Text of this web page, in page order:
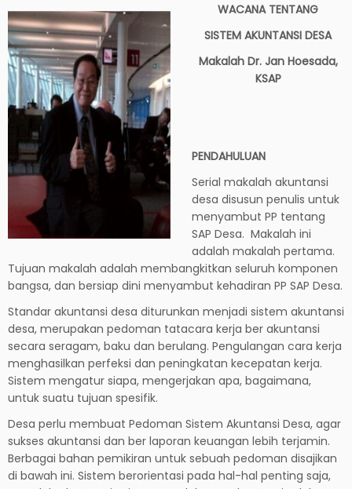
WACANA TENTANG
SISTEM AKUNTANSI DESA
Makalah Dr. Jan Hoesada,
KSAP
PENDAHULUAN
Serial makalah akuntansi
desa disusun penulis untuk
menyambut PP tentang
SAP Desa. Makalah ini
adalah makalah pertama.
Tujuan makalah adalah membangkitkan seluruh komponen
bangsa, dan bersiap dini menyambut kehadiran PP SAP Desa.
Standar akuntansi desa diturunkan menjadi sistem akuntansi
desa, merupakan pedoman tatacara kerja ber akuntansi
secara seragam, baku dan berulang. Pengulangan cara kerja
menghasilkan perfeksi dan peningkatan kecepatan kerja.
Sistem mengatur siapa, mengerjakan apa, bagaimana,
untuk suatu tujuan spesifik.
Desa perlu membuat Pedoman Sistem Akuntansi Desa, agar
sukses akuntansi dan ber laporan keuangan lebih terjamin.
Berbagai bahan pemikiran untuk sebuah pedoman disajikan
di bawah ini. Sistem berorientasi pada hal-hal penting saja,